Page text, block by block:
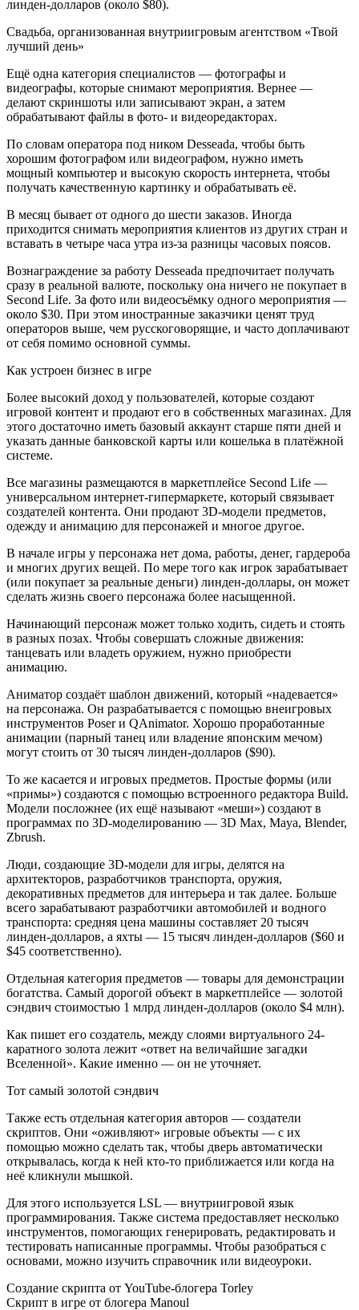
линден-долларов (около $80).
​Свадьба, организованная внутриигровым агентством «Твой
лучший день»
Ещё одна категория специалистов — фотографы и
видеографы, которые снимают мероприятия. Вернее —
делают скриншоты или записывают экран, а затем
обрабатывают файлы в фото- и видеоредакторах.
По словам оператора под ником Desseada, чтобы быть
хорошим фотографом или видеографом, нужно иметь
мощный компьютер и высокую скорость интернета, чтобы
получать качественную картинку и обрабатывать её.
В месяц бывает от одного до шести заказов. Иногда
приходится снимать мероприятия клиентов из других стран и
вставать в четыре часа утра из-за разницы часовых поясов.
Вознаграждение за работу Desseada предпочитает получать
сразу в реальной валюте, поскольку она ничего не покупает в
Second Life. За фото или видеосъёмку одного мероприятия —
около $30. При этом иностранные заказчики ценят труд
операторов выше, чем русскоговорящие, и часто доплачивают
от себя помимо основной суммы.
Как устроен бизнес в игре
Более высокий доход у пользователей, которые создают
игровой контент и продают его в собственных магазинах. Для
этого достаточно иметь базовый аккаунт старше пяти дней и
указать данные банковской карты или кошелька в платёжной
системе.
Все магазины размещаются в маркетплейсе Second Life —
универсальном интернет-гипермаркете, который связывает
создателей контента. Они продают 3D-модели предметов,
одежду и анимацию для персонажей и многое другое.
В начале игры у персонажа нет дома, работы, денег, гардероба
и многих других вещей. По мере того как игрок зарабатывает
(или покупает за реальные деньги) линден-доллары, он может
сделать жизнь своего персонажа более насыщенной.
Начинающий персонаж может только ходить, сидеть и стоять
в разных позах. Чтобы совершать сложные движения:
танцевать или владеть оружием, нужно приобрести
анимацию.
Аниматор создаёт шаблон движений, который «надевается»
на персонажа. Он разрабатывается с помощью внеигровых
инструментов Poser и QAnimator. Хорошо проработанные
анимации (парный танец или владение японским мечом)
могут стоить от 30 тысяч линден-долларов ($90).
То же касается и игровых предметов. Простые формы (или
«примы») создаются с помощью встроенного редактора Build.
Модели посложнее (их ещё называют «меши») создают в
программах по 3D-моделированию — 3D Max, Maya, Blender,
Zbrush.
Люди, создающие 3D-модели для игры, делятся на
архитекторов, разработчиков транспорта, оружия,
декоративных предметов для интерьера и так далее. Больше
всего зарабатывают разработчики автомобилей и водного
транспорта: средняя цена машины составляет 20 тысяч
линден-долларов, а яхты — 15 тысяч линден-долларов ($60 и
$45 соответственно).
Отдельная категория предметов — товары для демонстрации
богатства. Самый дорогой объект в маркетплейсе — золотой
сэндвич стоимостью 1 млрд линден-долларов (около $4 млн).
Как пишет его создатель, между слоями виртуального 24-
каратного золота лежит «ответ на величайшие загадки
Вселенной». Какие именно — он не уточняет.
Тот самый золотой сэндвич
Также есть отдельная категория авторов — создатели
скриптов. Они «оживляют» игровые объекты — с их
помощью можно сделать так, чтобы дверь автоматически
открывалась, когда к ней кто-то приближается или когда на
неё кликнули мышкой.
Для этого используется LSL — внутриигровой язык
программирования. Также система предоставляет несколько
инструментов, помогающих генерировать, редактировать и
тестировать написанные программы. Чтобы разобраться с
основами, можно изучить справочник или видеоуроки.
​Создание скрипта от YouTube-блогера Torley
​Скрипт в игре от блогера Manoul